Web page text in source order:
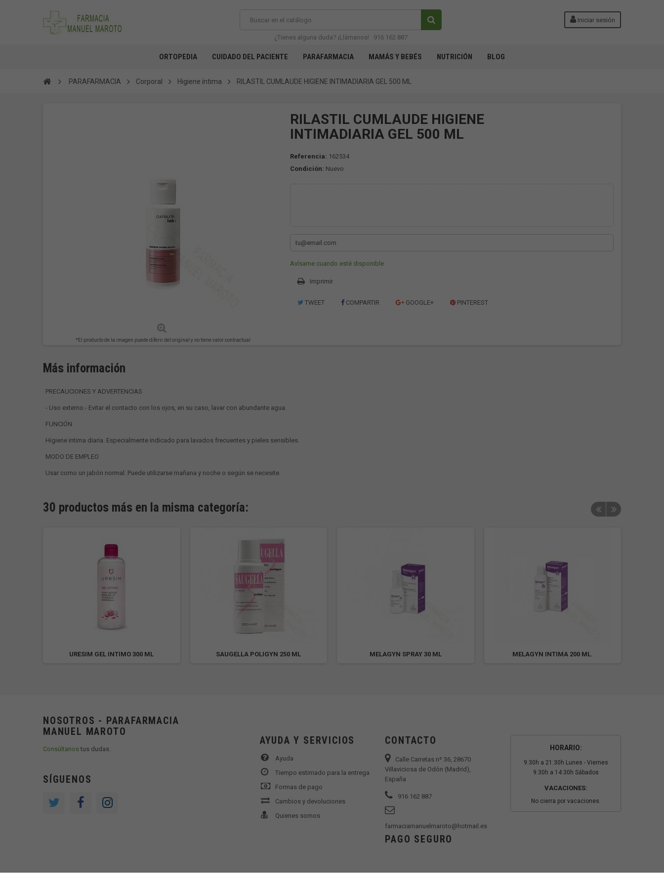
Iniciar sesión
¿Tienes alguna duda? ¡Llámanos! 916 162 887
ORTOPEDIA CUIDADO DEL PACIENTE PARAFARMACIA MAMÁS Y BEBÉS NUTRICIÓN BLOG
PARAFARMACIA Corporal Higiene íntima RILASTIL CUMLAUDE HIGIENE INTIMADIARIA GEL 500 ML
*El producto de la imagen puede diferir del original y no tiene valor contractual
RILASTIL CUMLAUDE HIGIENE
INTIMADIARIA GEL 500 ML
Referencia: 162534
Condición: Nuevo
Avísame cuando esté disponible
Imprimir
TWEET COMPARTIR GOOGLE+ PINTEREST
Más información
PRECAUCIONES Y ADVERTENCIAS
- Uso externo.- Evitar el contacto con los ojos, en su caso, lavar con abundante agua.
FUNCIÓN
Higiene intima diaria. Especialmente indicado para lavados frecuentes y pieles sensibles.
MODO DE EMPLEO
Usar como un jabón normal. Puede utilizarse mañana y noche o según se necesite.
30 productos más en la misma categoría:
URESIM GEL INTIMO 300 ML SAUGELLA POLIGYN 250 ML MELAGYN SPRAY 30 ML MELAGYN INTIMA 200 ML.
NOSOTROS - PARAFARMACIA
MANUEL MAROTO
Consúltanostus dudas.
SÍGUENOS
AYUDA Y SERVICIOS
Ayuda
Tiempo estimado para la entrega
Formas de pago
Cambios y devoluciones
Quienes somos
CONTACTO
Calle Carretas nº 36, 28670
Villaviciosa de Odón (Madrid),
España
916 162 887
farmaciamanuelmaroto@hotmail.es
HORARIO:
9:30h a 21:30h Lunes - Viernes
9:30h a 14:30h Sábados
VACACIONES:
No cierra por vacaciones.
PAGO SEGURO